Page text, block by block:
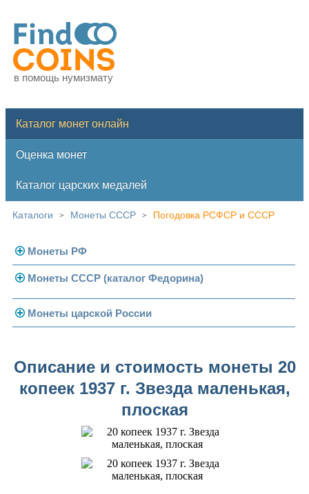
в помощь нумизмату
Каталог монет онлайн
Оценка монет
Каталог царских медалей
Каталоги > Монеты СССР > Погодовка РСФСР и СССР
Монеты РФ
Современная Россия
Монеты 1991-1993 гг.
Монеты СССР (каталог Федорина)
Погодовка СССР
Золотые червонцы
Памятные и юбилейные
Монеты царской России
Золото
Александр III (1881-1894)
Александр II (1855-1881)
Николай I (1825-1855)
Павел I (1796-1801)
Описание и стоимость монеты 20
копеек 1937 г. Звезда маленькая,
плоская